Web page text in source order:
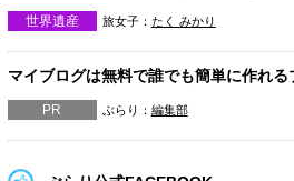
世界遺産 旅女子： たく みかり
マイブログは無料で誰でも簡単に作れる
PR ぶらり： 編集部